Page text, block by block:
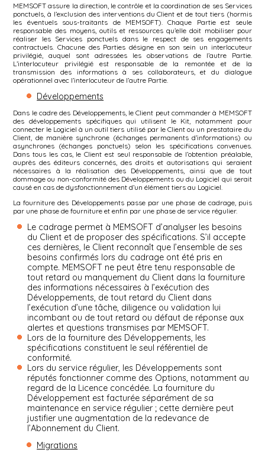
MEMSOFT assure la direction, le contrôle et la coordination de ses Services
ponctuels, à l’exclusion des interventions du Client et de tout tiers (hormis
les éventuels sous-traitants de MEMSOFT). Chaque Partie est seule
responsable des moyens, outils et ressources qu’elle doit mobiliser pour
réaliser les Services ponctuels dans le respect de ses engagements
contractuels. Chacune des Parties désigne en son sein un interlocuteur
privilégié, auquel sont adressées les observations de l’autre Partie.
L’interlocuteur privilégié est responsable de la remontée et de la
transmission des informations à ses collaborateurs, et du dialogue
opérationnel avec l’interlocuteur de l’autre Partie.
Développements
Dans le cadre des Développements, le Client peut commander à MEMSOFT
des développements spécifiques qui utilisent le Kit, notamment pour
connecter le Logiciel à un outil tiers utilisé par le Client ou un prestataire du
Client, de manière synchrone (échanges permanents d’informations) ou
asynchrones (échanges ponctuels) selon les spécifications convenues.
Dans tous les cas, le Client est seul responsable de l’obtention préalable,
auprès des éditeurs concernés, des droits et autorisations qui seraient
nécessaires à la réalisation des Développements, ainsi que de tout
dommage ou non-conformité des Développements ou du Logiciel qui serait
causé en cas de dysfonctionnement d’un élément tiers au Logiciel.
La fourniture des Développements passe par une phase de cadrage, puis
par une phase de fourniture et enfin par une phase de service régulier.
Le cadrage permet à MEMSOFT d’analyser les besoins
du Client et de proposer des spécifications. S’il accepte
ces dernières, le Client reconnaît que l’ensemble de ses
besoins confirmés lors du cadrage ont été pris en
compte. MEMSOFT ne peut être tenu responsable de
tout retard ou manquement du Client dans la fourniture
des informations nécessaires à l’exécution des
Développements, de tout retard du Client dans
l’exécution d’une tâche, diligence ou validation lui
incombant ou de tout retard ou défaut de réponse aux
alertes et questions transmises par MEMSOFT.
Lors de la fourniture des Développements, les
spécifications constituent le seul référentiel de
conformité.
Lors du service régulier, les Développements sont
réputés fonctionner comme des Options, notamment au
regard de la Licence concédée. La fourniture du
Développement est facturée séparément de sa
maintenance en service régulier ; cette dernière peut
justifier une augmentation de la redevance de
l’Abonnement du Client.
Migrations